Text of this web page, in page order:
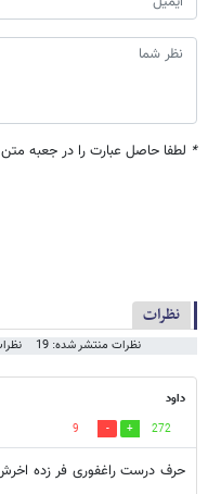
* لطفا حاصل عبارت را در جعبه متن
نظرات
نظرات منتشر شده: 19
داود
272
9
حرف درست راغفوری فر زده اخرش